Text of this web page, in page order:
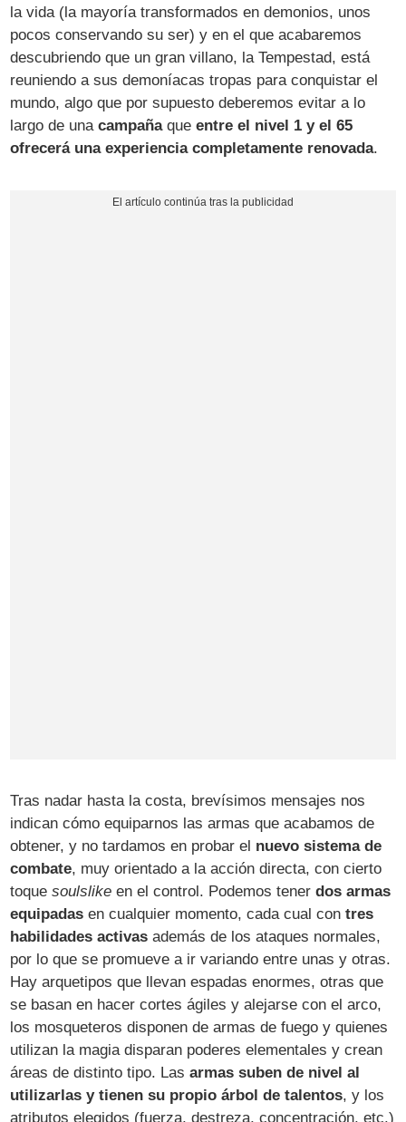
la vida (la mayoría transformados en demonios, unos
pocos conservando su ser) y en el que acabaremos
descubriendo que un gran villano, la Tempestad, está
reuniendo a sus demoníacas tropas para conquistar el
mundo, algo que por supuesto deberemos evitar a lo
largo de unacampañaqueentre el nivel 1 y el 65
ofrecerá una experiencia completamente renovada.
Tras nadar hasta la costa, brevísimos mensajes nos
indican cómo equiparnos las armas que acabamos de
obtener, y no tardamos en probar el nuevo sistema de
combate, muy orientado a la acción directa, con cierto
toquesoulslike en el control. Podemos tenerdos armas
equipadas en cualquier momento, cada cual contres
habilidades activas además de los ataques normales,
por lo que se promueve a ir variando entre unas y otras.
Hay arquetipos que llevan espadas enormes, otras que
se basan en hacer cortes ágiles y alejarse con el arco,
los mosqueteros disponen de armas de fuego y quienes
utilizan la magia disparan poderes elementales y crean
áreas de distinto tipo. Lasarmas suben de nivel al
utilizarlas y tienen su propio árbol de talentos, y los
atributos elegidos (fuerza, destreza, concentración, etc.)